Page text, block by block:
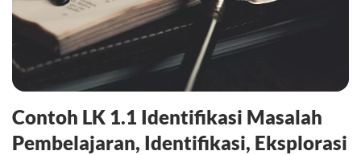
Contoh LK 1.1 Identifikasi Masalah
Pembelajaran, Identifikasi, Eksplorasi